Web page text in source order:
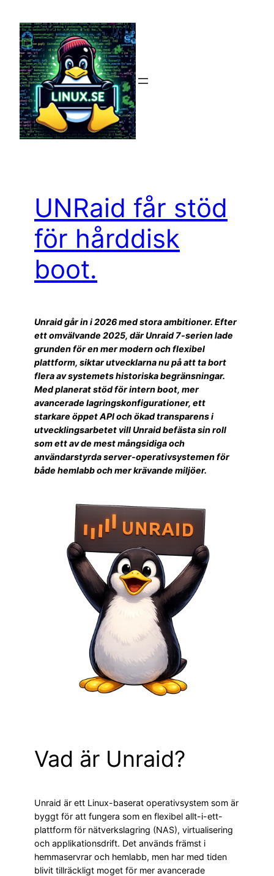
innehåll
UNRaid får stöd
för hårddisk
boot.
Unraid går in i 2026 med stora ambitioner. Efter
ett omvälvande 2025, där Unraid 7-serien lade
grunden för en mer modern och flexibel
plattform, siktar utvecklarna nu på att ta bort
flera av systemets historiska begränsningar.
Med planerat stöd för intern boot, mer
avancerade lagringskonfigurationer, ett
starkare öppet API och ökad transparens i
utvecklingsarbetet vill Unraid befästa sin roll
som ett av de mest mångsidiga och
användarstyrda server-operativsystemen för
både hemlabb och mer krävande miljöer.
Vad är Unraid?
Unraid är ett Linux-baserat operativsystem som är
byggt för att fungera som en flexibel allt-i-ett-
plattform för nätverkslagring (NAS), virtualisering
och applikationsdrift. Det används främst i
hemmaservrar och hemlabb, men har med tiden
blivit tillräckligt moget för mer avancerade